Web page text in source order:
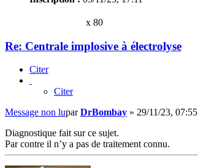
x 80
Re: Centrale implosive à électrolyse
Citer
Citer
Message non luparDrBombay » 29/11/23, 07:55
Diagnostique fait sur ce sujet.
Par contre il n’y a pas de traitement connu.